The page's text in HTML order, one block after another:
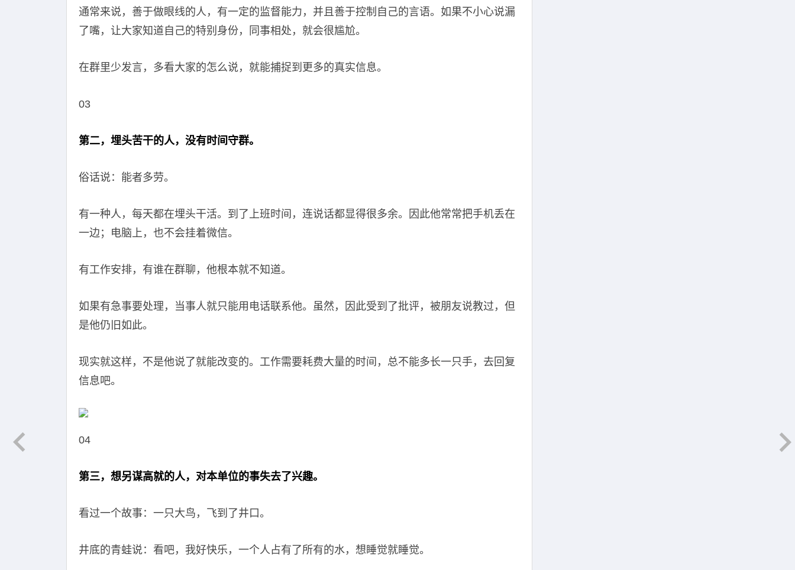
通常来说，善于做眼线的人，有一定的监督能力，并且善于控制自己的言语。如果不小心说漏
了嘴，让大家知道自己的特别身份，同事相处，就会很尴尬。
在群里少发言，多看大家的怎么说，就能捕捉到更多的真实信息。
03
第二，埋头苦干的人，没有时间守群。
俗话说：能者多劳。
有一种人，每天都在埋头干活。到了上班时间，连说话都显得很多余。因此他常常把手机丢在
一边；电脑上，也不会挂着微信。
有工作安排，有谁在群聊，他根本就不知道。
如果有急事要处理，当事人就只能用电话联系他。虽然，因此受到了批评，被朋友说教过，但
是他仍旧如此。
现实就这样，不是他说了就能改变的。工作需要耗费大量的时间，总不能多长一只手，去回复
信息吧。
04
第三，想另谋高就的人，对本单位的事失去了兴趣。
看过一个故事：一只大鸟，飞到了井口。
井底的青蛙说：看吧，我好快乐，一个人占有了所有的水，想睡觉就睡觉。